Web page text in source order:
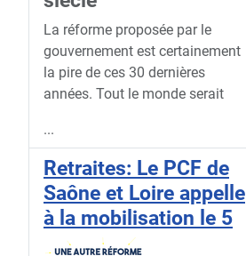
La réforme proposée par le
gouvernement est certainement
la pire de ces 30 dernières
années. Tout le monde serait
...
Retraites: Le PCF de
Saône et Loire appelle
à la mobilisation le 5